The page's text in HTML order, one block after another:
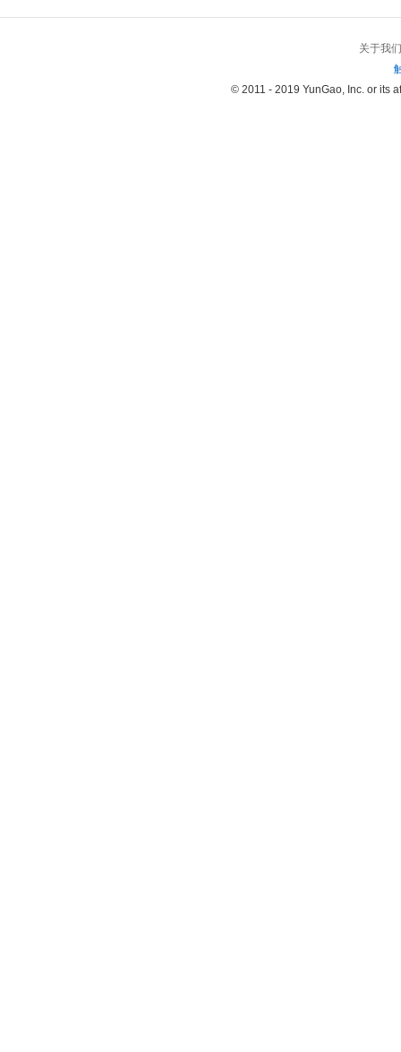
关于我们
© 2011 - 2019 YunGao, Inc. or its